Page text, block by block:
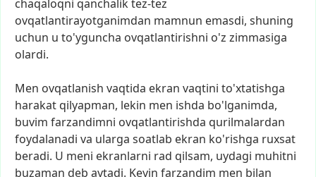
chaqaloqni qanchaliktez-tez
ovqatlantirayotganimdan mamnun emasdi, shuning
uchun u to'yguncha ovqatlantirishni o'z zimmasiga
olardi.
Men ovqatlanish vaqtida ekran vaqtini to'xtatishga
harakat qilyapman, lekin men ishda bo'lganimda,
buvim farzandimni ovqatlantirishda qurilmalardan
foydalanadi va ularga soatlab ekran ko'rishga ruxsat
beradi. U meni ekranlarni rad qilsam, uydagi muhitni
buzaman deb aytadi. Keyin farzandim men bilan